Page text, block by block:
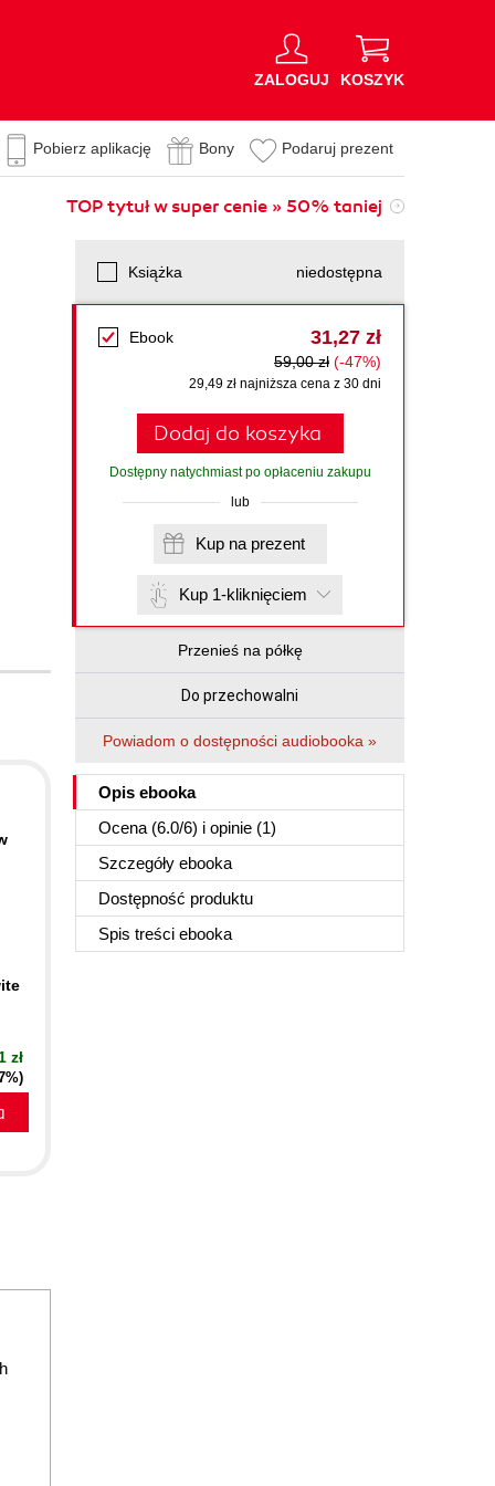
ZALOGUJ KOSZYK
Pobierz aplikację Bony Podaruj prezent
TOP tytuł w super cenie » 50% taniej
Książka niedostępna
Ebook 31,27 zł
59,00 zł (-47%)
29,49 zł najniższa cena z 30 dni
Dodaj do koszyka
Dostępny natychmiast po opłaceniu zakupu
lub
Kup na prezent
Kup 1-kliknięciem
Przenieś na półkę
Do przechowalni
Powiadom o dostępności audiobooka »
Opis ebooka
Ocena (6.0/6) i opinie (1)
Szczegóły ebooka
Dostępność produktu
Spis treści ebooka
zł